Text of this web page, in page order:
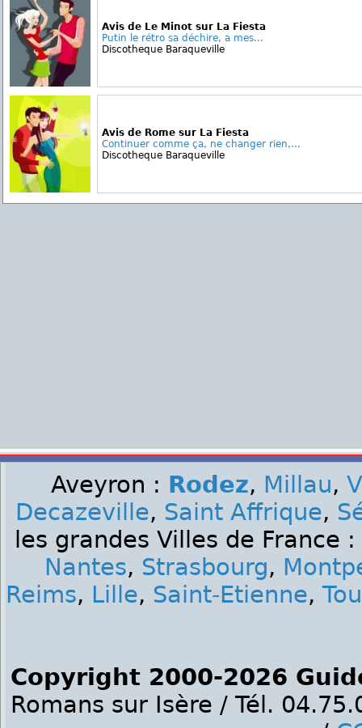
Avis de Le Minot sur La Fiesta
Putin le rétro sa déchire, a mes...
Discotheque Baraqueville
Avis de Rome sur La Fiesta
Continuer comme ça, ne changer rien,...
Discotheque Baraqueville
Aveyron : Rodez, Millau,
Decazeville, Saint Affrique,
les grandes Villes de France :
Nantes, Strasbourg,
Reims, Lille, Saint-Etienne,
Copyright 2000-2026
Romans sur Isère / Tél.